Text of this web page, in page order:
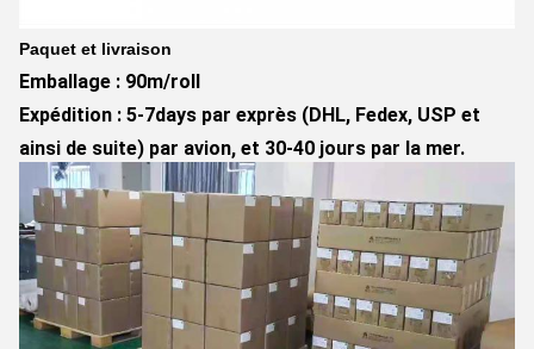
Paquet et livraison
Emballage : 90m/roll
Expédition : 5-7days par exprès (DHL, Fedex, USP et
ainsi de suite) par avion, et 30-40 jours par la mer.